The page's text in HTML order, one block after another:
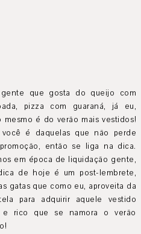
que gosta do queijo com
pizza com guaraná, já eu,
mesmo é do verão mais vestidos!
é daquelas que não perde
então se liga na dica.
em época de liquidação gente,
de hoje é um post-lembrete,
gatas que como eu, aproveita da
para adquirir aquele vestido
e rico que se namora o verão